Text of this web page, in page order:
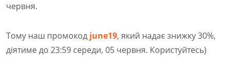
червня.
Тому наш промокод june19, який надає знижку 30%,
діятиме до 23:59 середи, 05 червня. Користуйтесь)